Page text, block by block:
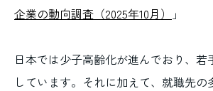
企業の動向調査（2025年10月）
」
日本では少子高齢化が進んでおり、若
しています。それに加えて、就職先の